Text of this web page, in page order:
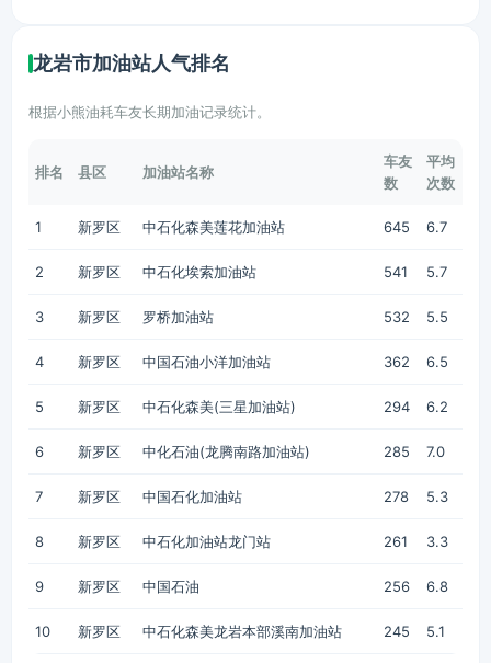
龙岩市加油站人气排名
根据小熊油耗车友长期加油记录统计。
排名 县区 加油站名称
车友
数
平均
次数
1 新罗区 中石化森美莲花加油站 645 6.7
2 新罗区 中石化埃索加油站 541 5.7
3 新罗区 罗桥加油站 532 5.5
4 新罗区 中国石油小洋加油站 362 6.5
5 新罗区 中石化森美(三星加油站) 294 6.2
6 新罗区 中化石油(龙腾南路加油站) 285 7.0
7 新罗区 中国石化加油站 278 5.3
8 新罗区 中石化加油站龙门站 261 3.3
9 新罗区 中国石油 256 6.8
10 新罗区 中石化森美龙岩本部溪南加油站 245 5.1